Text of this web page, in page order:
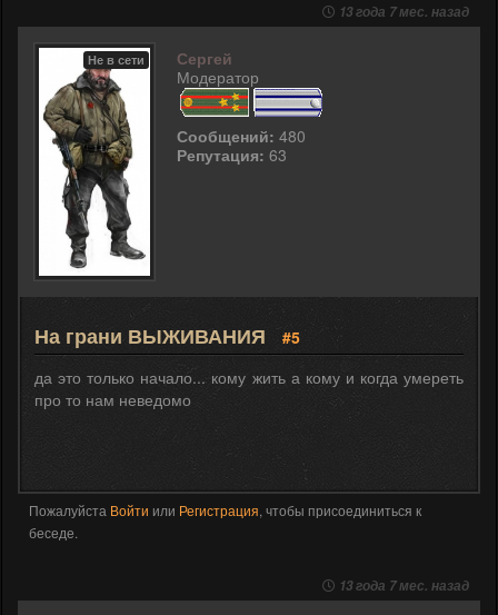
13 года 7 мес. назад
Не в сети
Сергей
Модератор
Сообщений: 480
Репутация: 63
На грани ВЫЖИВАНИЯ
#5
да это только начало... кому жить а кому и когда умереть
про то нам неведомо
Пожалуйста Войти или Регистрация, чтобы присоединиться к
беседе.
13 года 7 мес. назад